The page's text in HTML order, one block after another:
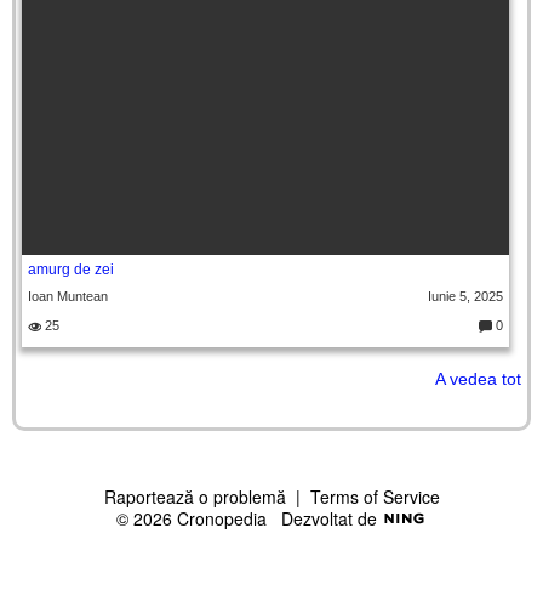
amurg de zei
Ioan Muntean Iunie 5, 2025
25
o
e
0
A vedea tot
Raportează o problemă | Terms of Service
© 2026 Cronopedia Dezvoltat de